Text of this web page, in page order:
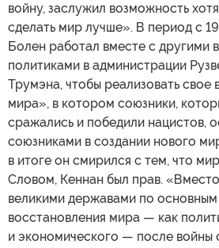
войну, заслужил возможность
сделать мир лучше». В период с
Болен работал вместе с другими
политиками в администрации
Трумэна, чтобы реализовать свое
мира», в котором союзники,
сражались и победили нацистов,
союзниками в создании нового
в итоге он смирился с тем, что
Словом, Кеннан был прав.
великими державами по
восстановления мира — как
и экономического — после войны